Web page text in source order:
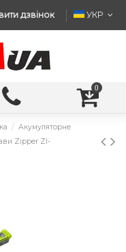
дзвінок УКР
0
Акумуляторне
Zipper ZI-